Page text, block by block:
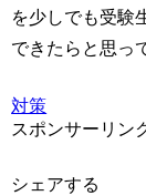
を少しでも受験
できたらと思っ
対策
スポンサーリン
シェアする